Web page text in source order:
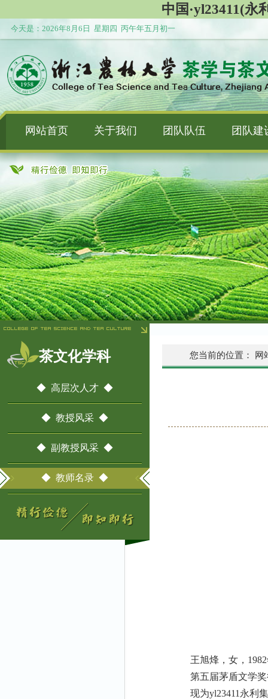
中国·yl23411(永
今天是： 2026年8月6日 星期四 丙午年五月初一
网站首页 关于我们 团队队伍 团队建
茶文化学科
◆ 高层次人才 ◆
◆ 教授风采 ◆
◆ 副教授风采 ◆
◆ 教师名录 ◆
您当前的位置： 网
王旭烽，女，
第五届茅盾文学
现为yl23411永利